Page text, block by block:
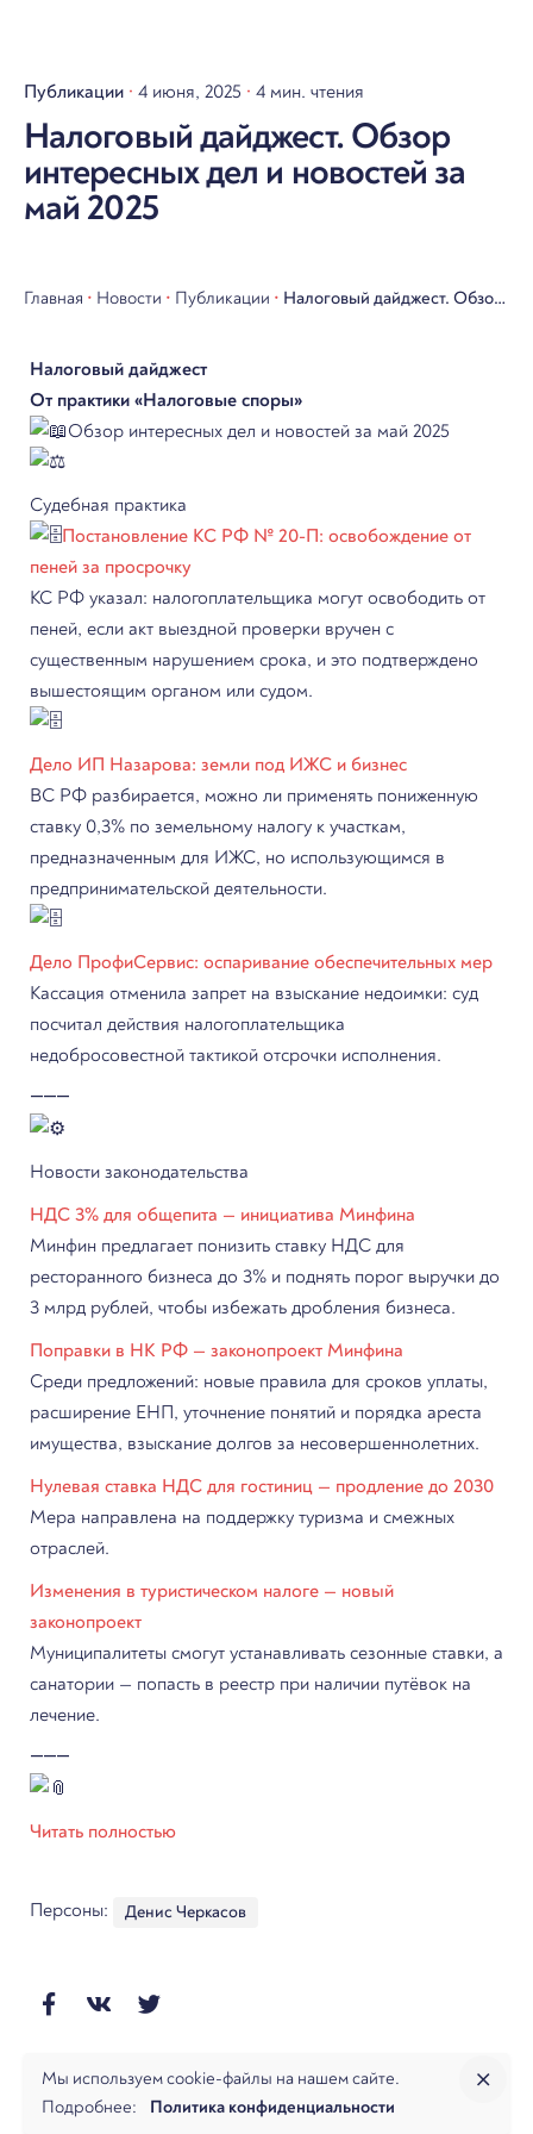
Публикации 4 июня, 2025 4 мин. чтения
Налоговый дайджест. Обзор
интересных дел и новостей за
май 2025
Главная • Новости • Публикации • Налоговый дайджест. Обзор
Налоговый дайджест
От практики «Налоговые споры»
Обзор интересных дел и новостей за май 2025
Судебная практика
Постановление КС РФ № 20-П: освобождение от
пеней за просрочку
КС РФ указал: налогоплательщика могут освободить от
пеней, если акт выездной проверки вручен с
существенным нарушением срока, и это подтверждено
вышестоящим органом или судом.
Дело ИП Назарова: земли под ИЖС и бизнес
ВС РФ разбирается, можно ли применять пониженную
ставку 0,3% по земельному налогу к участкам,
предназначенным для ИЖС, но использующимся в
предпринимательской деятельности.
Дело ПрофиСервис: оспаривание обеспечительных мер
Кассация отменила запрет на взыскание недоимки: суд
посчитал действия налогоплательщика
недобросовестной тактикой отсрочки исполнения.
⸻
Новости законодательства
НДС 3% для общепита — инициатива Минфина
Минфин предлагает понизить ставку НДС для
ресторанного бизнеса до 3% и поднять порог выручки до
3 млрд рублей, чтобы избежать дробления бизнеса.
Поправки в НК РФ — законопроект Минфина
Среди предложений: новые правила для сроков уплаты,
расширение ЕНП, уточнение понятий и порядка ареста
имущества, взыскание долгов за несовершеннолетних.
Нулевая ставка НДС для гостиниц — продление до 2030
Мера направлена на поддержку туризма и смежных
отраслей.
Изменения в туристическом налоге — новый
законопроект
Муниципалитеты смогут устанавливать сезонные ставки, а
санатории — попасть в реестр при наличии путёвок на
лечение.
⸻
Читать полностью
Персоны: Денис Черкасов
Далее
Мы используем cookie-файлы на нашем сайте.
Подробнее: Политика конфиденциальности